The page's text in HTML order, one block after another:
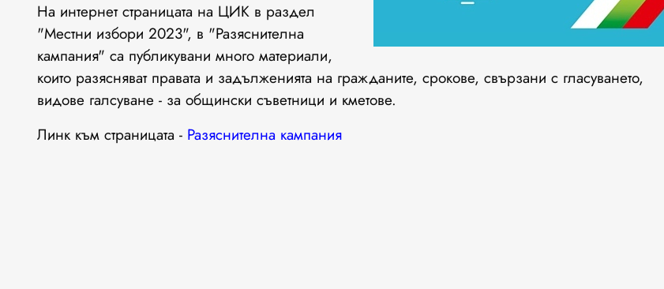
На интернет страницата на ЦИК в раздел
"Местни избори 2023", в "Разяснителна
кампания" са публикувани много материали,
които разясняват правата и задълженията на гражданите, срокове, свързани с гласуването,
видове галсуване - за общински съветници и кметове.
Линк към страницата - Разяснителна кампания